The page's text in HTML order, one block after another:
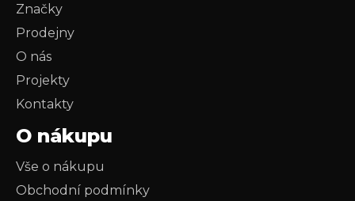
Značky
Prodejny
O nás
Projekty
Kontakty
O nákupu
Vše o nákupu
Obchodní podmínky